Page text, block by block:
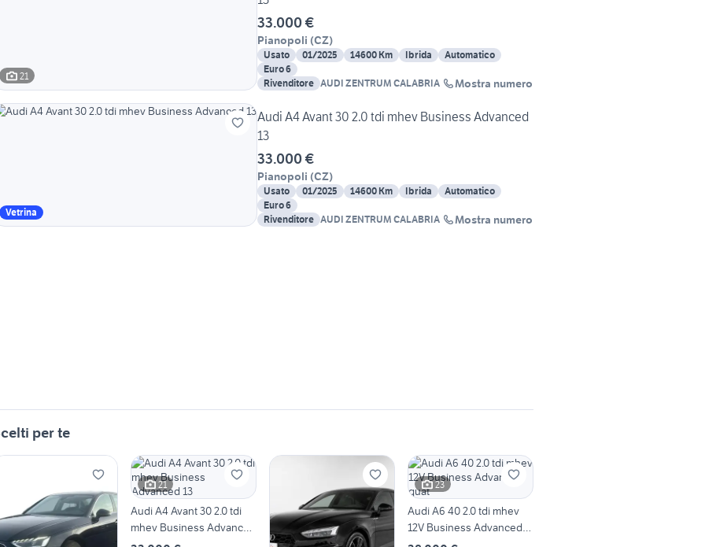
21
33.000 €
Pianopoli (CZ)
Usato 01/2025 14600 Km Ibrida
Automatico
Euro 6
Rivenditore AUDI ZENTRUM CALABRIA Mostra numero
Vetrina
Audi A4 Avant 30 2.0 tdi mhev Business Advanced
13
33.000 €
Pianopoli (CZ)
Usato 01/2025 14600 Km Ibrida
Automatico
Euro 6
Rivenditore AUDI ZENTRUM CALABRIA Mostra numero
per te
21
Audi A4 Avant 30 2.0 tdi
mhev Business Advanced
13
23
Audi A6 40 2.0 tdi mhev
12V Business Advanced
quat